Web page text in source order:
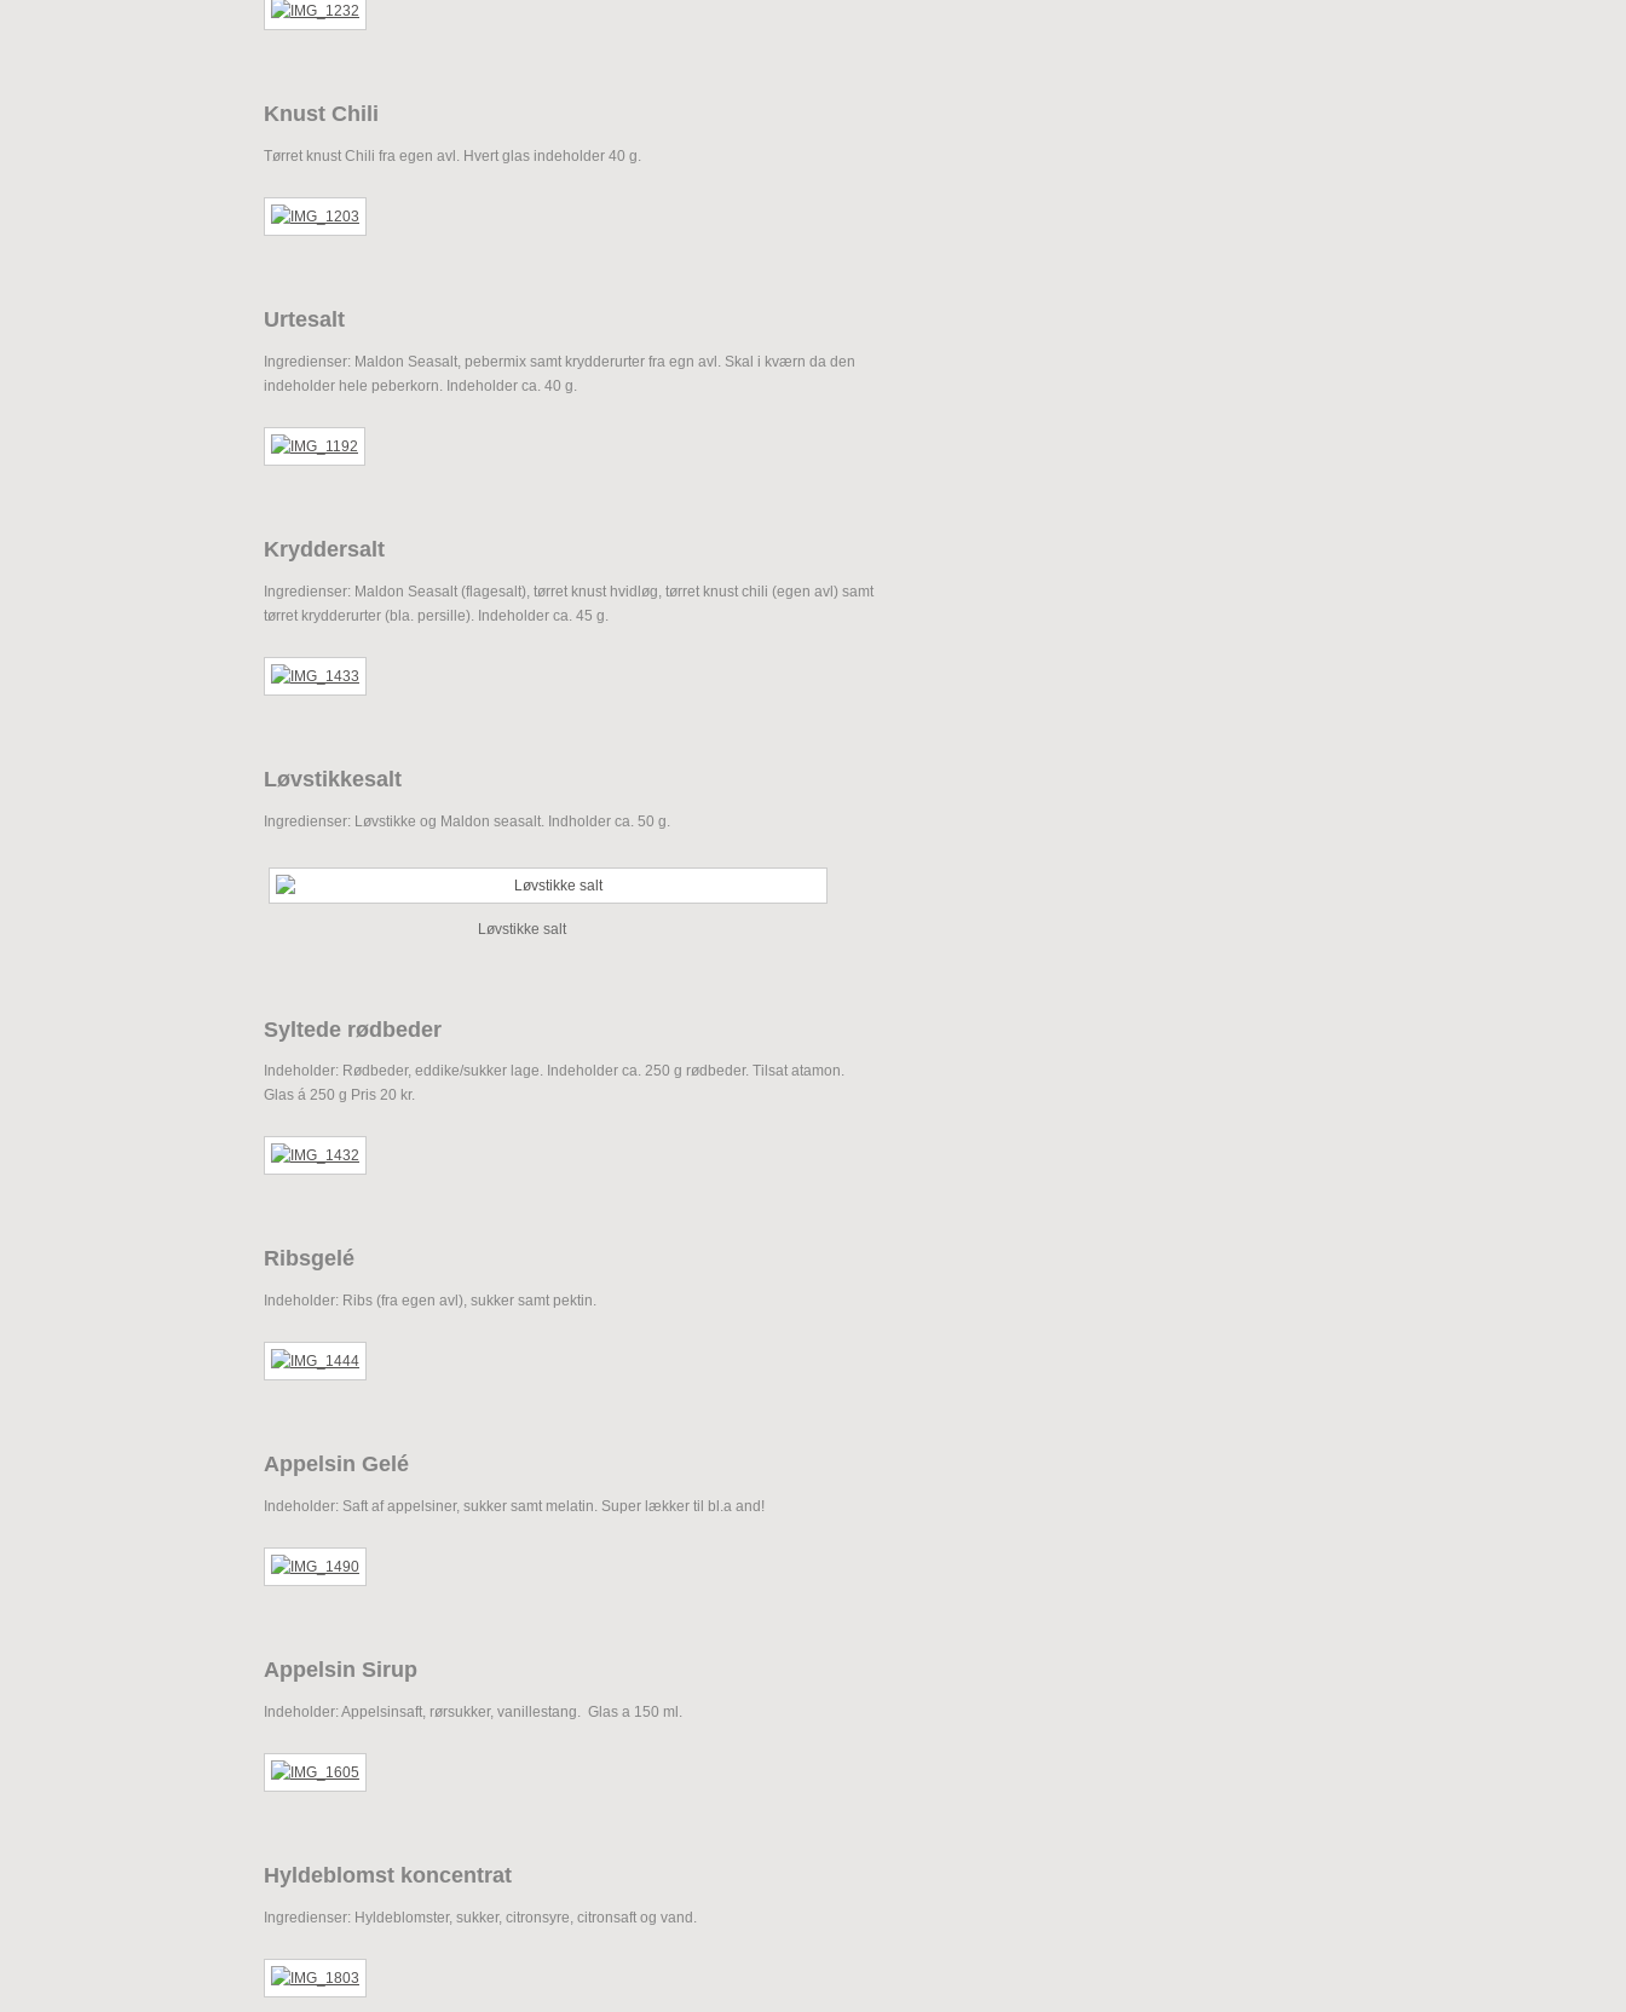
Knust Chili
Tørret knust Chili fra egen avl. Hvert glas indeholder 40 g.
Urtesalt
Ingredienser: Maldon Seasalt, pebermix samt krydderurter fra egn avl. Skal i kværn da den
indeholder hele peberkorn. Indeholder ca. 40 g.
Kryddersalt
Ingredienser: Maldon Seasalt (flagesalt), tørret knust hvidløg, tørret knust chili (egen avl) samt
tørret krydderurter (bla. persille). Indeholder ca. 45 g.
Løvstikkesalt
Ingredienser: Løvstikke og Maldon seasalt. Indholder ca. 50 g.
Løvstikke salt
Syltede rødbeder
Indeholder: Rødbeder, eddike/sukker lage. Indeholder ca. 250 g rødbeder. Tilsat atamon.
Glas á 250 g Pris 20 kr.
Ribsgelé
Indeholder: Ribs (fra egen avl), sukker samt pektin.
Appelsin Gelé
Indeholder: Saft af appelsiner, sukker samt melatin. Super lækker til bl.a and!
Appelsin Sirup
Indeholder: Appelsinsaft, rørsukker, vanillestang. Glas a 150 ml.
Hyldeblomst koncentrat
Ingredienser: Hyldeblomster, sukker, citronsyre, citronsaft og vand.